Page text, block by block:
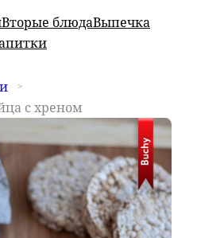
Вторые блюдаВыпечка
с хреном